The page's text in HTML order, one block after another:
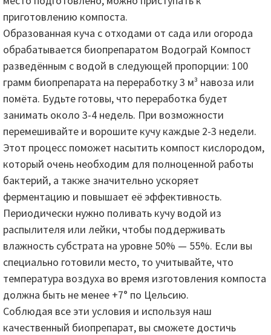
приготовлению компоста.
Образованная куча с отходами от сада или огорода
обрабатывается биопрепаратом Водограй Компост
разведённым с водой в следующей пропорции: 100
грамм биопрепарата на переработку 3 м³ навоза или
помёта. Будьте готовы, что переработка будет
занимать около 3-4 недель. При возможности
перемешивайте и ворошите кучу каждые 2-3 недели.
Этот процесс поможет насытить компост кислородом,
который очень необходим для полноценной работы
бактерий, а также значительно ускоряет
ферментацию и повышает её эффективность.
Периодически нужно поливать кучу водой из
распылителя или лейки, чтобы поддерживать
влажность субстрата на уровне 50% — 55%. Если вы
специально готовили место, то учитывайте, что
температура воздуха во время изготовления компоста
должна быть не менее +7° по Цельсию.
Соблюдая все эти условия и используя наш
качественный биопрепарат, вы сможете достичь